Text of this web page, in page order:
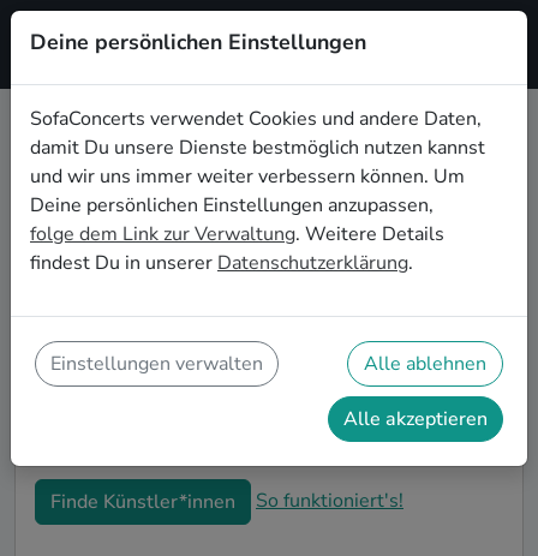
Registrieren
Klassische Musiker*innen für die
Firmenweihnachtsfeier in
Leverkusen
Bucht professionelle Klassische Bands und
Feierlichkeiten zu einem unvergesslichen Highlight!
Auf SofaConcerts findet ihr authentische Klassische
Sänger*innen und Bands, die genau zu eurer
Betriebsweihnachtsfeier in Leverkusen passen.
Finde Künstler*innen So funktioniert's!
Deine persönlichen Einstellungen
SofaConcerts verwendet Cookies und andere Daten,
damit Du unsere Dienste bestmöglich nutzen kannst
und wir uns immer weiter verbessern können. Um
Deine persönlichen Einstellungen anzupassen,
folge dem Link zur Verwaltung. Weitere Details
findest Du in unserer Datenschutzerklärung.
Einstellungen verwalten Alle ablehnen
Alle akzeptieren